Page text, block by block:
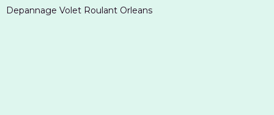
Depannage Volet Roulant Orleans